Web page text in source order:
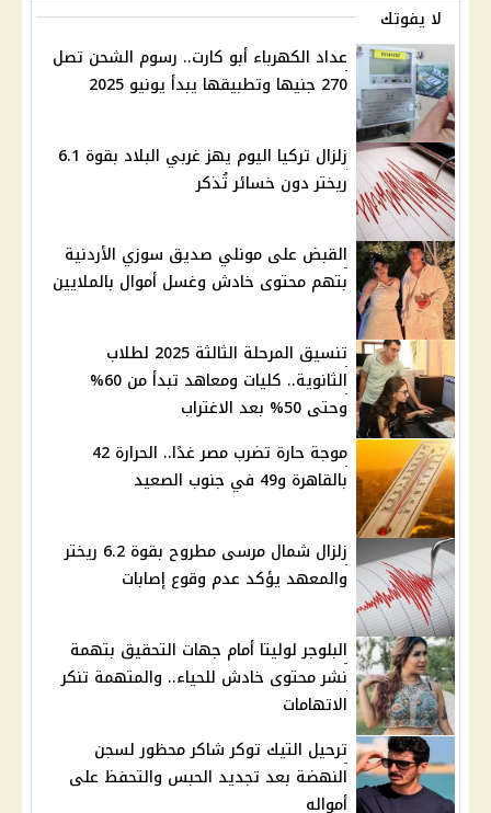
لا يفوتك
عداد الكهرباء أبو كارت.. رسوم الشحن تصل
270 جنيها وتطبيقها يبدأ يونيو 2025
زلزال تركيا اليوم يهز غربي البلاد بقوة 6.1
ريختر دون خسائر تُذكر
القبض على مونلي صديق سوزي الأردنية
بتهم محتوى خادش وغسل أموال بالملايين
تنسيق المرحلة الثالثة 2025 لطلاب
الثانوية.. كليات ومعاهد تبدأ من 60%
وحتى 50% بعد الاغتراب
موجة حارة تضرب مصر غدًا.. الحرارة 42
بالقاهرة و49 في جنوب الصعيد
زلزال شمال مرسى مطروح بقوة 6.2 ريختر
والمعهد يؤكد عدم وقوع إصابات
البلوجر لوليتا أمام جهات التحقيق بتهمة
نشر محتوى خادش للحياء.. والمتهمة تنكر
الاتهامات
ترحيل التيك توكر شاكر محظور لسجن
النهضة بعد تجديد الحبس والتحفظ على
أمواله